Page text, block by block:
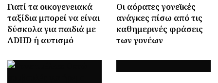
Γιατί τα οικογενειακά
ταξίδια μπορεί να είναι
δύσκολα για παιδιά με
ADHD ή αυτισμό
Οι αόρατες γονεϊκές
ανάγκες πίσω από τις
καθημερινές φράσεις
των γονέων